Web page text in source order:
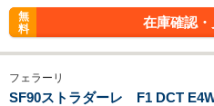
無
料
在庫確認
フェラーリ
SF90ストラダーレ F1 DCT